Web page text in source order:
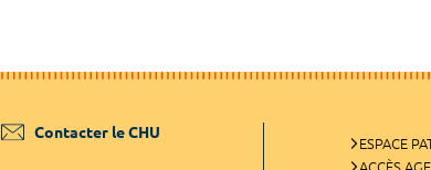
Contacter le CHU
ESPACE
ACCÈS